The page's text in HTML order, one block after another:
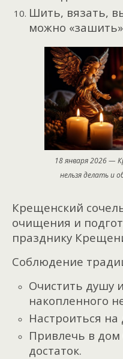
Шить, вязать,
можно «зашить»
18 января 2026 —
нельзя делать и
Крещенский
очищения и
празднику
Соблюдение
Очистить душу
накопленного
Настроиться
Привлечь в дом
достаток.